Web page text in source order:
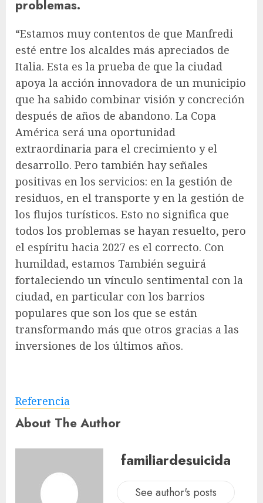
problemas.
“Estamos muy contentos de que Manfredi
esté entre los alcaldes más apreciados de
Italia. Esta es la prueba de que la ciudad
apoya la acción innovadora de un municipio
que ha sabido combinar visión y concreción
después de años de abandono. La Copa
América será una oportunidad
extraordinaria para el crecimiento y el
desarrollo. Pero también hay señales
positivas en los servicios: en la gestión de
residuos, en el transporte y en la gestión de
los flujos turísticos. Esto no significa que
todos los problemas se hayan resuelto, pero
el espíritu hacia 2027 es el correcto. Con
humildad, estamos También seguirá
fortaleciendo un vínculo sentimental con la
ciudad, en particular con los barrios
populares que son los que se están
transformando más que otros gracias a las
inversiones de los últimos años.
Referencia
About The Author
familiardesuicida
See author's posts